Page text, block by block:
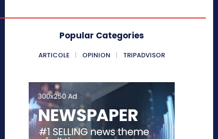
Popular Categories
ARTICOLE OPINION TRIPADVISOR